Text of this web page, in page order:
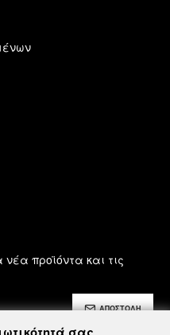
προϊόντα και τις
ΑΠΟΣΤΟΛΗ